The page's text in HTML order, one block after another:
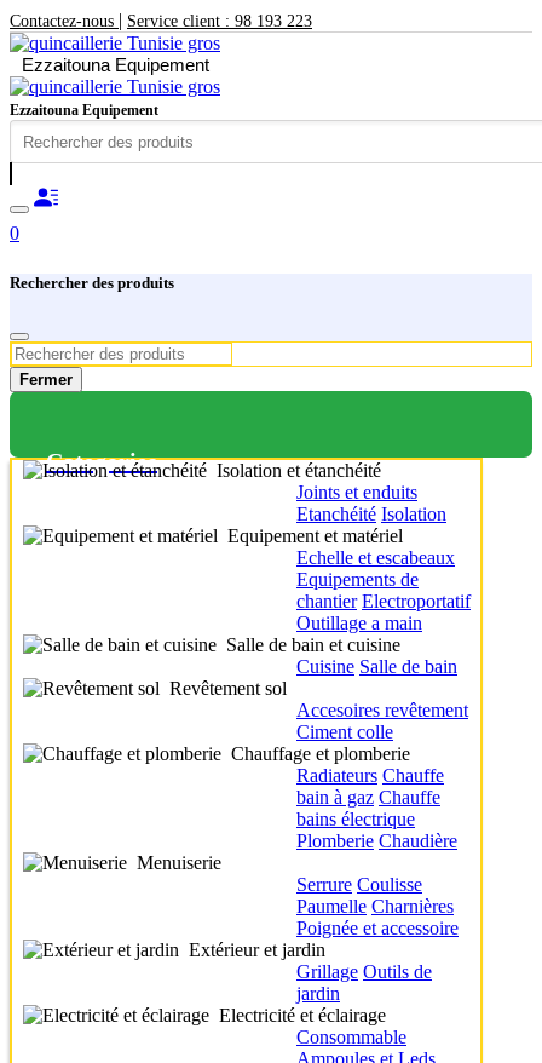
Contactez-nous | Service client : 98 193 223
Ezzaitouna Equipement
Ezzaitouna Equipement
0
Rechercher des produits
Fermer
Categories
Isolation et étanchéité
Joints et enduits
Etanchéité Isolation
Equipement et matériel
Echelle et escabeaux
Equipements de
chantier Electroportatif
Outillage a main
Salle de bain et cuisine
Cuisine Salle de bain
Revêtement sol
Accesoires revêtement
Ciment colle
Chauffage et plomberie
Radiateurs Chauffe
bain à gaz Chauffe
bains électrique
Plomberie Chaudière
Menuiserie
Serrure Coulisse
Paumelle Charnières
Poignée et accessoire
Extérieur et jardin
Grillage Outils de
jardin
Electricité et éclairage
Consommable